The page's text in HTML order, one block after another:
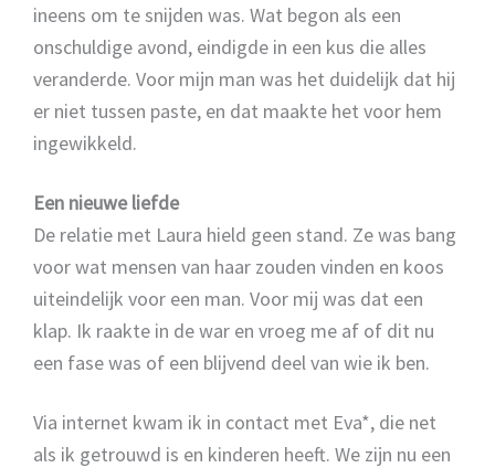
ineens om te snijden was. Wat begon als een
onschuldige avond, eindigde in een kus die alles
veranderde. Voor mijn man was het duidelijk dat hij
er niet tussen paste, en dat maakte het voor hem
ingewikkeld.
Een nieuwe liefde
De relatie met Laura hield geen stand. Ze was bang
voor wat mensen van haar zouden vinden en koos
uiteindelijk voor een man. Voor mij was dat een
klap. Ik raakte in de war en vroeg me af of dit nu
een fase was of een blijvend deel van wie ik ben.
Via internet kwam ik in contact met Eva*, die net
als ik getrouwd is en kinderen heeft. We zijn nu een